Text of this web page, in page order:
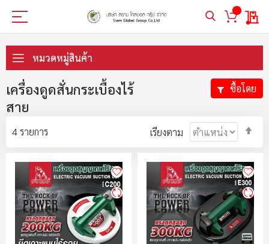
My
ไป
ที่
เนื้อหา
หมวดหมู่สินค้า
เครื่องดูดสั่นกระเบื้องไร้
สาย
4รายการ เรียงตาม
ซื้อโดย